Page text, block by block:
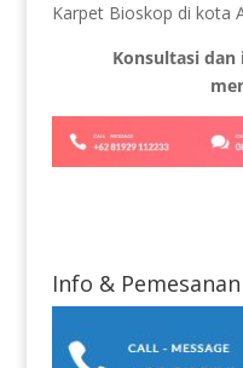
Karpet Bioskop di kota
Konsultasi
Info & Pemesanan